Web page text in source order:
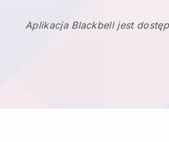
Aplikacja Blackbell jest